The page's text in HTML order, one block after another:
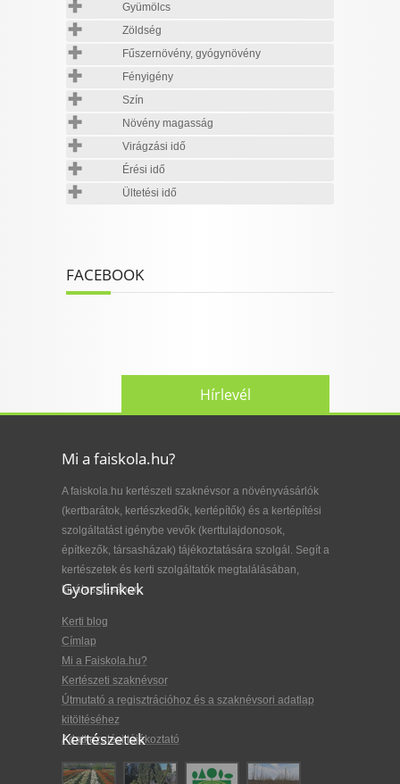
Gyümölcs
Zöldség
Fűszernövény, gyógynövény
Fényigény
Szín
Növény magasság
Virágzási idő
Érési idő
Ültetési idő
FACEBOOK
Hírlevél
Mi a faiskola.hu?
A faiskola.hu kertészeti szaknévsor a növényvásárlók
(kertbarátok, kertészkedők, kertépítők) és a kertépítési
szolgáltatást igénybe vevők (kerttulajdonosok,
építkezők, társasházak) tájékoztatására szolgál. Segít a
kertészetek és kerti szolgáltatók megtalálásában,
kiválasztásában.
Gyorslinkek
Kerti blog
Címlap
Mi a Faiskola.hu?
Kertészeti szaknévsor
Útmutató a regisztrációhoz és a szaknévsori adatlap
kitöltéséhez
Adatkezelési tájékoztató
Kertészetek